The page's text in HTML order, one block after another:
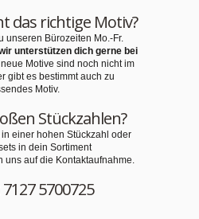
das richtige Motiv?
unseren Bürozeiten Mo.-Fr.
unterstützen dich gerne bei
Motive sind noch nicht im
gibt es bestimmt auch zu
Motiv.
Stückzahlen?
einer hohen Stückzahl oder
in dein Sortiment
uns auf die Kontaktaufnahme.
5700725